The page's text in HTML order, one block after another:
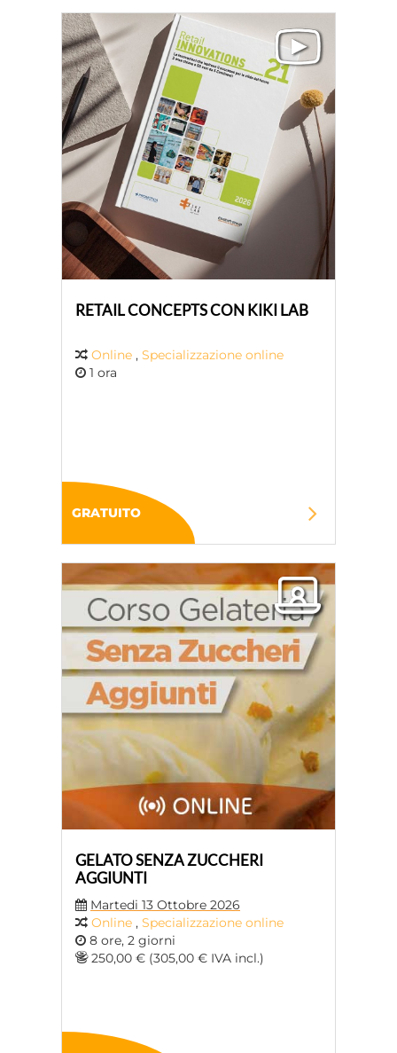
RETAIL CONCEPTS CON KIKI LAB
Online , Specializzazione online
1 ora
GRATUITO
GELATO SENZA ZUCCHERI
AGGIUNTI
Martedi 13 Ottobre 2026
Online , Specializzazione online
8 ore, 2 giorni
250,00 € (305,00 € IVA incl.)